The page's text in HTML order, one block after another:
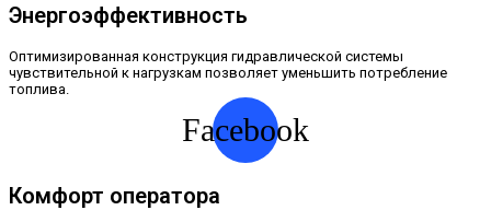
Энергоэффективность
Оптимизированная конструкция гидравлической системы
чувствительной к нагрузкам позволяет уменьшить потребление
топлива.
Facebook
Комфорт оператора